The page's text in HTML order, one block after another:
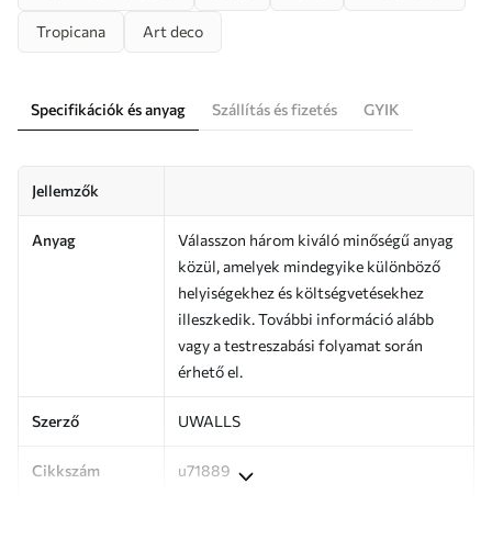
Tropicana Art deco
Specifikációk és anyag Szállítás és fizetés GYIK
Jellemzők
Anyag
Válasszon három kiváló minőségű anyag
közül, amelyek mindegyike különböző
helyiségekhez és költségvetésekhez
illeszkedik. További információ alább
vagy a testreszabási folyamat során
érhető el.
Szerző UWALLS
Cikkszám u71889